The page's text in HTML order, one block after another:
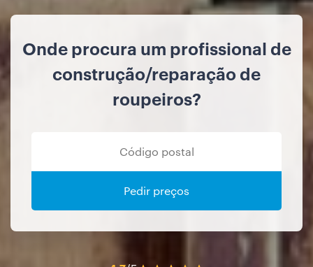
Onde procura um profissional de
construção/reparação de
roupeiros?
Pedir preços